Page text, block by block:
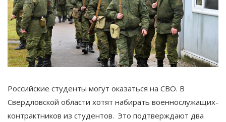
Российские студенты могут оказаться на СВО. В
Свердловской области хотят набирать военнослужащих-
контрактников из студентов. Это подтверждают два